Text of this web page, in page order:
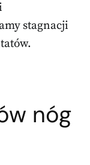
stagnacji
nóg